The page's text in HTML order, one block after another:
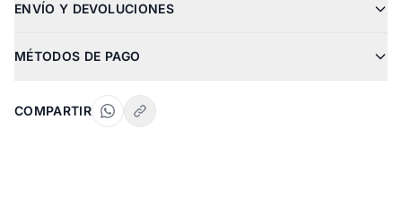
ENVÍO Y DEVOLUCIONES
MÉTODOS DE PAGO
COMPARTIR